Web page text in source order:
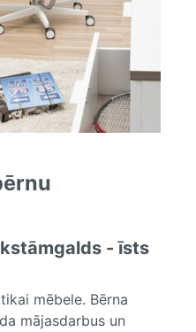
- īsts
mēbele. Bērna
mājasdarbus un